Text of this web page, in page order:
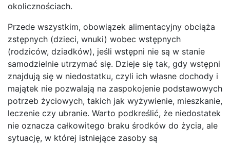
okolicznościach.
Przede wszystkim, obowiązek alimentacyjny obciąża
zstępnych (dzieci, wnuki) wobec wstępnych
(rodziców, dziadków), jeśli wstępni nie są w stanie
samodzielnie utrzymać się. Dzieje się tak, gdy wstępni
znajdują się w niedostatku, czyli ich własne dochody i
majątek nie pozwalają na zaspokojenie podstawowych
potrzeb życiowych, takich jak wyżywienie, mieszkanie,
leczenie czy ubranie. Warto podkreślić, że niedostatek
nie oznacza całkowitego braku środków do życia, ale
sytuację, w której istniejące zasoby są